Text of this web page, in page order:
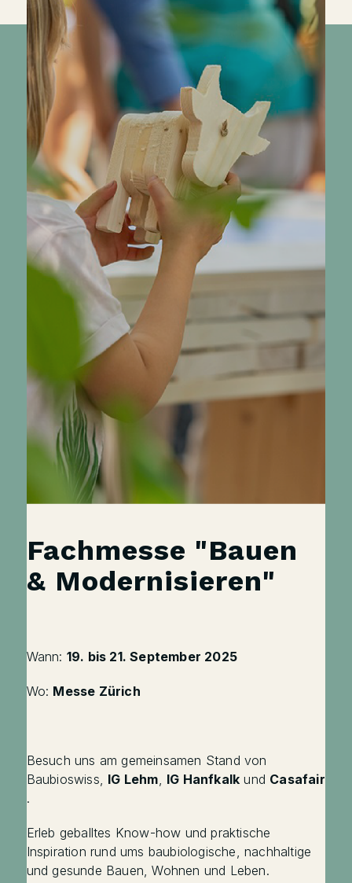
Fachmesse "Bauen
& Modernisieren"
Wann: 19. bis 21. September 2025
Wo: Messe Zürich
Besuch uns am gemeinsamen Stand von
Baubioswiss, IG Lehm, IG Hanfkalk und Casafair
.
Erleb geballtes Know-how und praktische
Inspiration rund ums baubiologische, nachhaltige
und gesunde Bauen, Wohnen und Leben.